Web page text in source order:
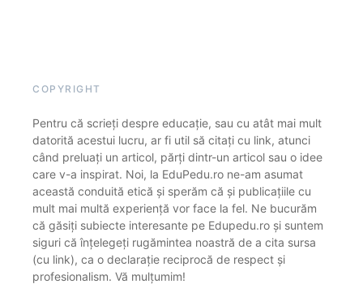
COPYRIGHT
Pentru că scrieți despre educație, sau cu atât mai mult
datorită acestui lucru, ar fi util să citați cu link, atunci
când preluați un articol, părți dintr-un articol sau o idee
care v-a inspirat. Noi, la EduPedu.ro ne-am asumat
această conduită etică și sperăm că și publicațiile cu
mult mai multă experiență vor face la fel. Ne bucurăm
că găsiți subiecte interesante pe Edupedu.ro și suntem
siguri că înțelegeți rugămintea noastră de a cita sursa
(cu link), ca o declarație reciprocă de respect și
profesionalism. Vă mulțumim!